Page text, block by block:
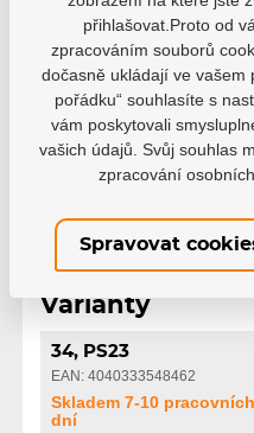
Výrobce
Velikost EUR
Řada
Varianty
34, PS23
EAN: 4040333548462
Skladem 7-10 pracovních
dní
přihlašovat.Proto od
zpracováním souborů
dočasně ukládají ve vašem
pořádku“ souhlasíte s
vám poskytovali
vašich údajů. Svůj souhlas
zpracování
Spravovat